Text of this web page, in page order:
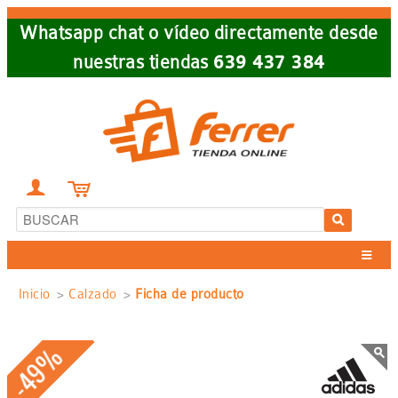
Skip
Whatsapp chat o vídeo directamente desde
nuestras tiendas 639 437 384
 
Sobrescribir
de
Inicio Calzado Ficha de producto
-49%